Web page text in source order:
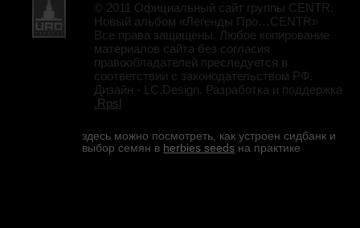
© 2011 Официальный сайт группы CENTR.
Новый альбом «Легенды Про…CENTR»
Все права защищены. Любое копирование
материалов сайта без согласия
правообладателей преследуется в
соответствии с законодательством РФ.
Дизайн - LC.Design. Разработка и поддержка
.Rpsl
здесь можно посмотреть, как устроен сидбанк и
выбор семян в herbies seeds на практике